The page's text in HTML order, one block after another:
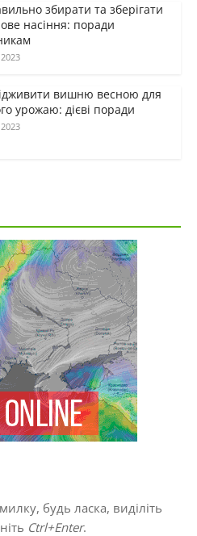
збирати та зберігати
насіння: поради
вишню весною для
урожаю: дієві поради
будь ласка, виділіть
Ctrl+Enter.